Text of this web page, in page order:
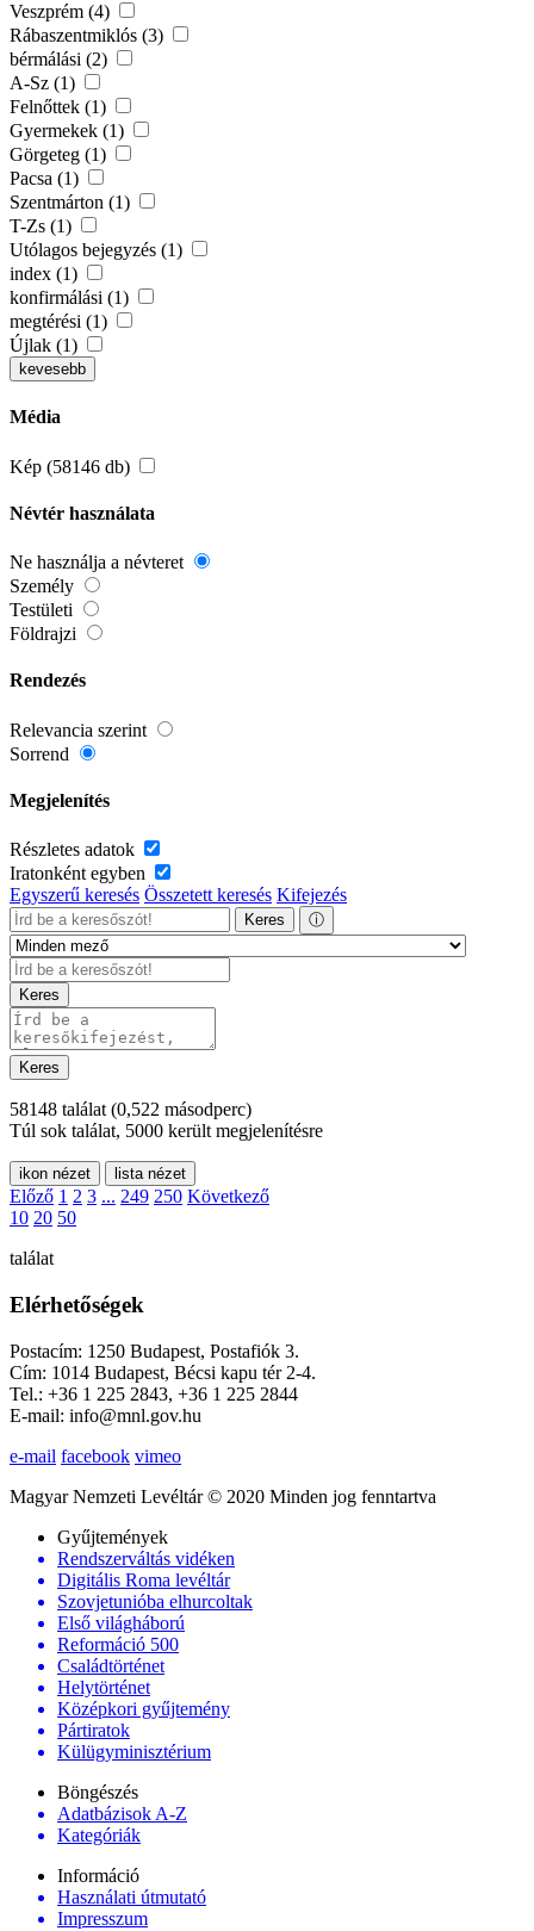
Veszprém (4)
Rábaszentmiklós (3)
bérmálási (2)
A-Sz (1)
Felnőttek (1)
Gyermekek (1)
Görgeteg (1)
Pacsa (1)
Szentmárton (1)
T-Zs (1)
Utólagos bejegyzés (1)
index (1)
konfirmálási (1)
megtérési (1)
Újlak (1)
kevesebb
Média
Kép (58146 db)
Névtér használata
Ne használja a névteret
Személy
Testületi
Földrajzi
Rendezés
Relevancia szerint
Sorrend
Megjelenítés
Részletes adatok
Iratonként egyben
Egyszerű keresés Összetett keresés Kifejezés
Keres ⓘ
Keres
Keres
58148 találat (0,522 másodperc)
Túl sok találat, 5000 került megjelenítésre
ikon nézet lista nézet
Előző 1 2 3 ... 249 250 Következő
10 20 50
találat
Elérhetőségek
Postacím: 1250 Budapest, Postafiók 3.
Cím: 1014 Budapest, Bécsi kapu tér 2-4.
Tel.: +36 1 225 2843, +36 1 225 2844
E-mail: info@mnl.gov.hu
e-mail facebook vimeo
Magyar Nemzeti Levéltár © 2020 Minden jog fenntartva
Gyűjtemények
Rendszerváltás vidéken
Digitális Roma levéltár
Szovjetunióba elhurcoltak
Első világháború
Reformáció 500
Családtörténet
Helytörténet
Középkori gyűjtemény
Pártiratok
Külügyminisztérium
Böngészés
Adatbázisok A-Z
Kategóriák
Információ
Használati útmutató
Impresszum